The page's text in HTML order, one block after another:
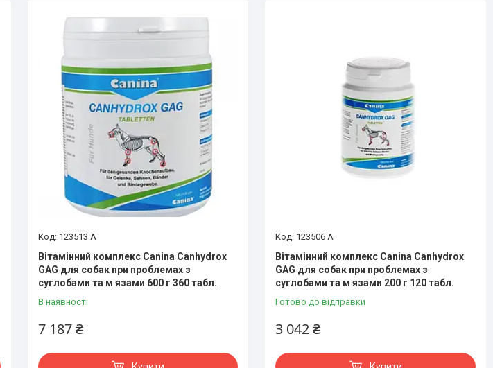
123513 A
Вітамінний комплекс Canina Canhydrox
GAG для собак при проблемах з
суглобами та м язами 600 г 360 табл.
В наявності
7 187 ₴
123506 A
Вітамінний комплекс Canina Canhydrox
GAG для собак при проблемах з
суглобами та м язами 200 г 120 табл.
Готово до відправки
3 042 ₴